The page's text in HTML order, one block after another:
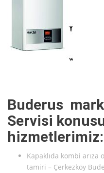
Buderus
Servisi
hizmetlerimiz:
Kapaklıda kombi
tamiri – Çerkezköy